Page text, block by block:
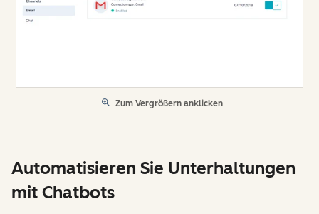
Zum Vergrößern anklicken
Automatisieren Sie Unterhaltungen
mit Chatbots